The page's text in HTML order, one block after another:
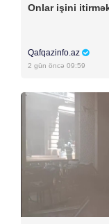
Onlar işini
Qafqazinfo.az
2 gün öncə 09:59